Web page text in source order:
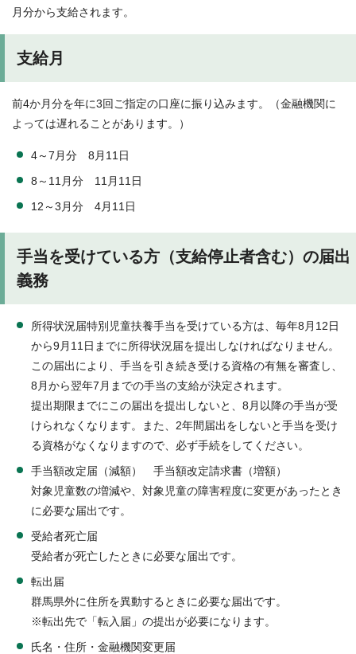
月分から支給されます。
支給月
前4か月分を年に3回ご指定の口座に振り込みます。（金融機関に
よっては遅れることがあります。）
4～7月分 8月11日
8～11月分 11月11日
12～3月分 4月11日
手当を受けている方（支給停止者含む）の届出
義務
所得状況届特別児童扶養手当を受けている方は、毎年8月12日
から9月11日までに所得状況届を提出しなければなりません。
この届出により、手当を引き続き受ける資格の有無を審査し、
8月から翌年7月までの手当の支給が決定されます。
提出期限までにこの届出を提出しないと、8月以降の手当が受
けられなくなります。また、2年間届出をしないと手当を受け
る資格がなくなりますので、必ず手続をしてください。
手当額改定届（減額） 手当額改定請求書（増額）
対象児童数の増減や、対象児童の障害程度に変更があったとき
に必要な届出です。
受給者死亡届
受給者が死亡したときに必要な届出です。
転出届
群馬県外に住所を異動するときに必要な届出です。
※転出先で「転入届」の提出が必要になります。
氏名・住所・金融機関変更届